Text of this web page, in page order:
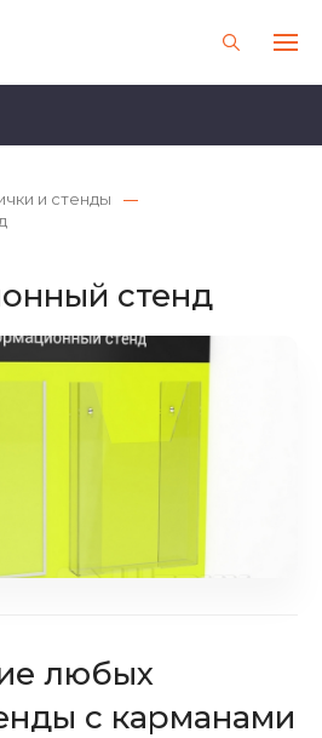
и стенды
стенд
любых
с карманами